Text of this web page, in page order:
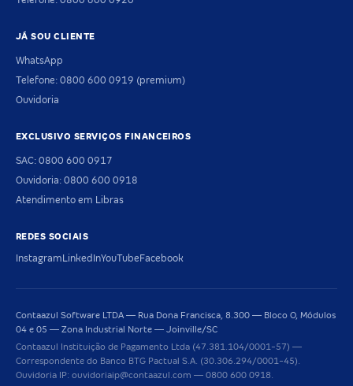
JÁ SOU CLIENTE
WhatsApp
Telefone: 0800 600 0919 (premium)
Ouvidoria
EXCLUSIVO SERVIÇOS FINANCEIROS
SAC: 0800 600 0917
Ouvidoria: 0800 600 0918
Atendimento em Libras
REDES SOCIAIS
InstagramLinkedInYouTubeFacebook
Contaazul Software LTDA — Rua Dona Francisca, 8.300 — Bloco O, Módulos
04 e 05 — Zona Industrial Norte — Joinville/SC
Contaazul Instituição de Pagamento Ltda (47.381.104/0001-57) —
Correspondente do Banco BTG Pactual S.A. (30.306.294/0001-45).
Ouvidoria IP: ouvidoriaip@contaazul.com — 0800 600 0918.